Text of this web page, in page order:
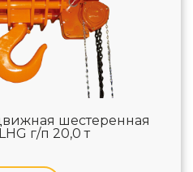
шестеренная
г/п 20,0 т